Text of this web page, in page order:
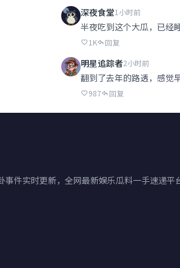
深夜食堂1小时前
半夜吃到这个大瓜，已经
1K 回复
明星追踪者2小时前
翻到了去年的路透，感觉
987 回复
事件实时更新，全网最新娱乐瓜料一手速递